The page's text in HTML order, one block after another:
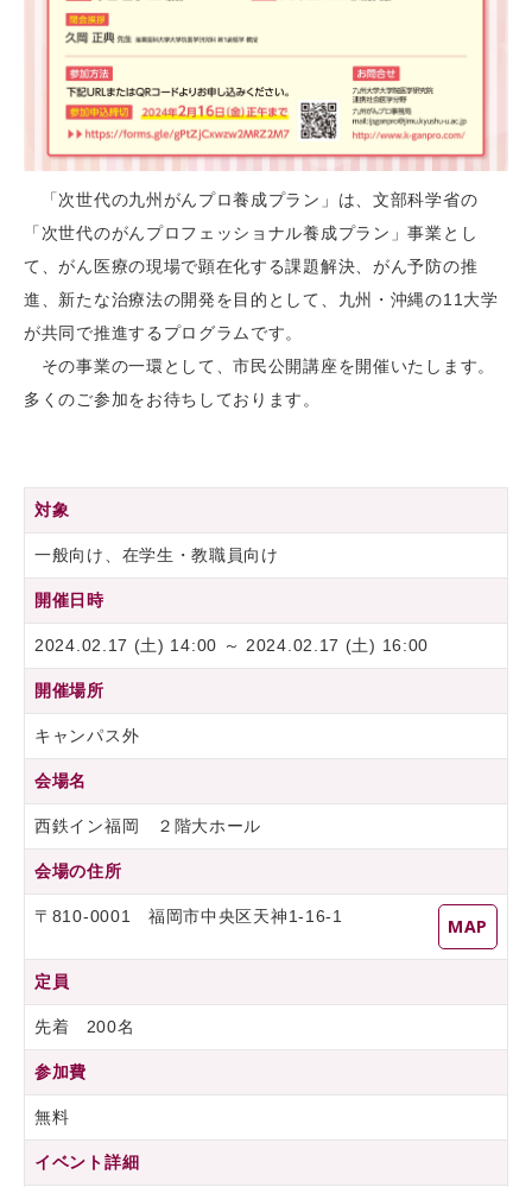
「次世代の九州がんプロ養成プラン」は、文部科学省の
「次世代のがんプロフェッショナル養成プラン」事業とし
て、がん医療の現場で顕在化する課題解決、がん予防の推
進、新たな治療法の開発を目的として、九州・沖縄の11大学
が共同で推進するプログラムです。
その事業の一環として、市民公開講座を開催いたします。
多くのご参加をお待ちしております。
対象
一般向け、在学生・教職員向け
開催日時
2024.02.17 (土) 14:00 ～ 2024.02.17 (土) 16:00
開催場所
キャンパス外
会場名
西鉄イン福岡 ２階大ホール
会場の住所
MAP
〒810-0001 福岡市中央区天神1-16-1
定員
先着 200名
参加費
無料
イベント詳細